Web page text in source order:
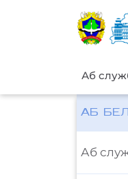
Аб
АБ
Аб